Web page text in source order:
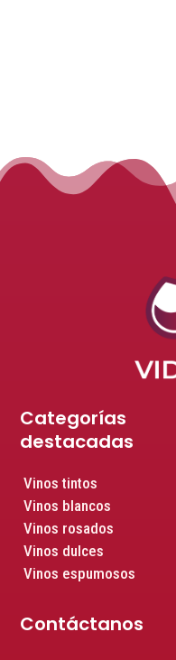
Categorías
destacadas
Vinos tintos
Vinos blancos
Vinos rosados
Vinos dulces
Vinos espumosos
Contáctanos